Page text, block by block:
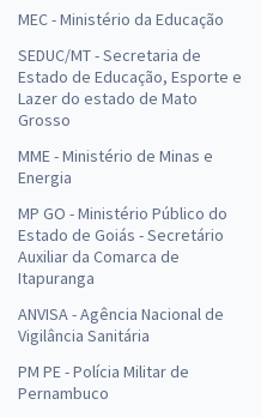
MEC - Ministério da Educação
SEDUC/MT - Secretaria de
Estado de Educação, Esporte e
Lazer do estado de Mato
Grosso
MME - Ministério de Minas e
Energia
MP GO - Ministério Público do
Estado de Goiás - Secretário
Auxiliar da Comarca de
Itapuranga
ANVISA - Agência Nacional de
Vigilância Sanitária
PM PE - Polícia Militar de
Pernambuco